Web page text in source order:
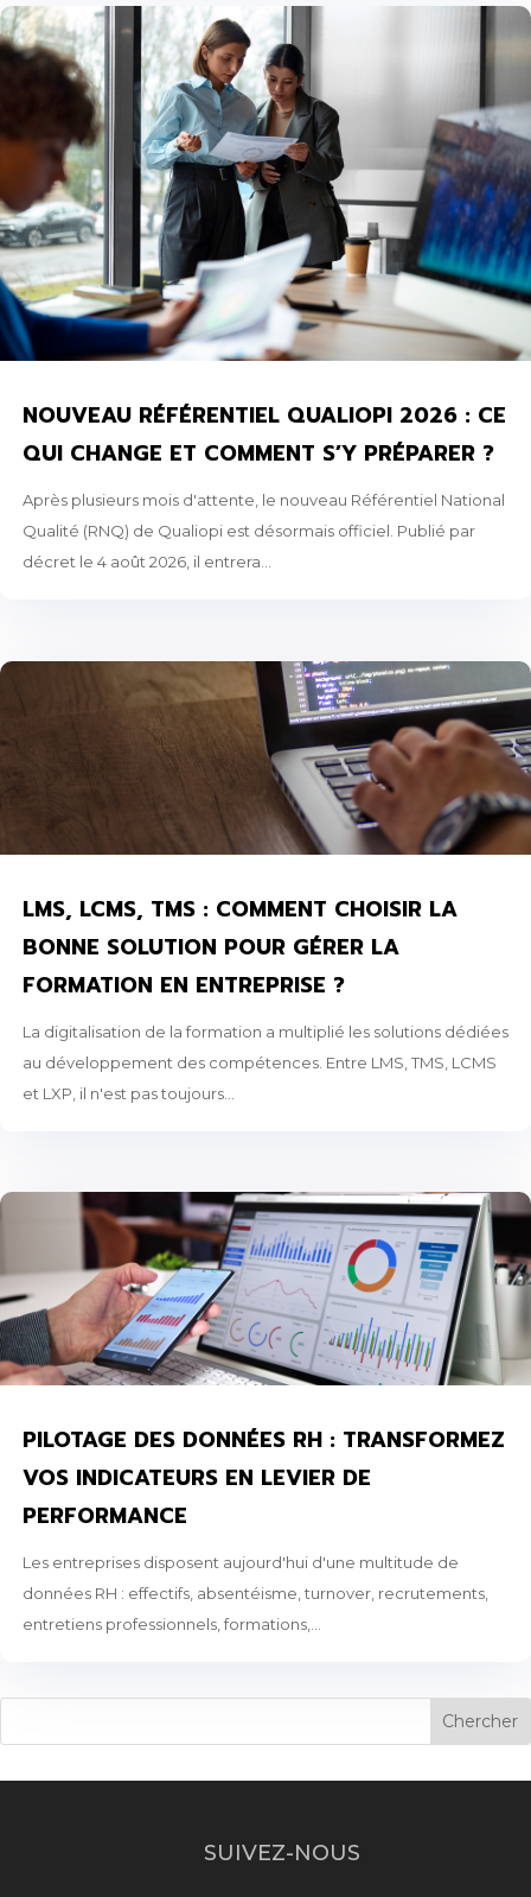
NOUVEAU RÉFÉRENTIEL QUALIOPI 2026 : CE
QUI CHANGE ET COMMENT S’Y PRÉPARER ?
Après plusieurs mois d'attente, le nouveau Référentiel National
Qualité (RNQ) de Qualiopi est désormais officiel. Publié par
décret le 4 août 2026, il entrera...
LMS, LCMS, TMS : COMMENT CHOISIR LA
BONNE SOLUTION POUR GÉRER LA
FORMATION EN ENTREPRISE ?
La digitalisation de la formation a multiplié les solutions dédiées
au développement des compétences. Entre LMS, TMS, LCMS
et LXP, il n'est pas toujours...
PILOTAGE DES DONNÉES RH : TRANSFORMEZ
VOS INDICATEURS EN LEVIER DE
PERFORMANCE
Les entreprises disposent aujourd'hui d'une multitude de
données RH : effectifs, absentéisme, turnover, recrutements,
entretiens professionnels, formations,...
SUIVEZ-NOUS